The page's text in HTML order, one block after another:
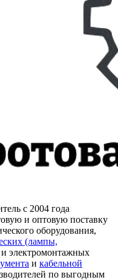
с 2004 года
и оптовую поставку
оборудования,
(лампы,
и электромонтажных
и кабельной
по выгодным